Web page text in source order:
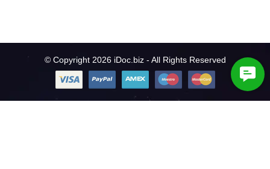
© Copyright 2026 iDoc.biz - All Rights Reserved
C
o